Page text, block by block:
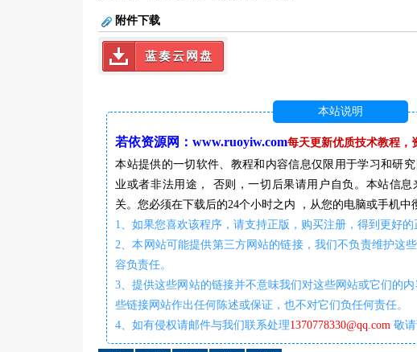
附件下载
蓝奏云网盘
本站说明
若依资源网：www.ruoyiw.com每天更新优质技术教程，
本站提供的一切软件、教程和内容信息仅限用于学习和研
业或者非法用途， 否则，一切后果请用户自负。本站信
关。您必须在下载后的24个小时之内 ，从您的电脑或手机中
1、如果您喜欢该程序，请支持正版，购买注册，得到更好的
2、本网站可能提供第三方网站的链接，我们不负责维护这
容负责任。
3、提供这些网站的链接并不意味我们对这些网站或它们的
些链接网站作出任何陈述或保证，也不对它们负任何责任。
4、如有侵权请邮件与我们联系处理1370778330@qq.com 敬请